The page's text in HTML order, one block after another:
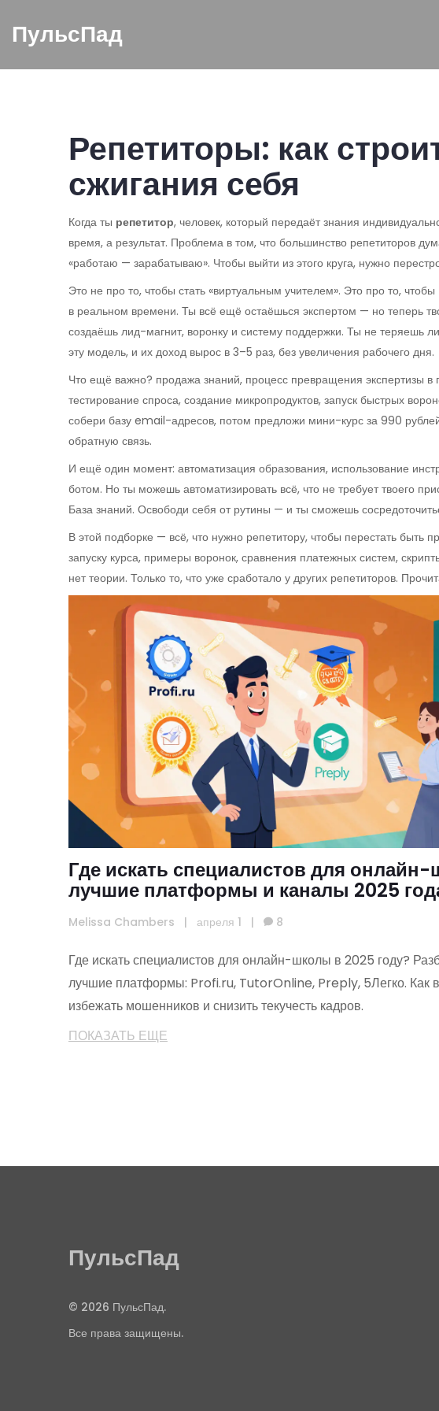
ПульсПад
Репетиторы: как
сжигания себя
Когда ты репетитор, человек, который передаёт знания
время, а результат. Проблема в том, что большинство репетиторов
«работаю — зарабатываю». Чтобы выйти из этого круга, нужно
Это не про то, чтобы стать «виртуальным учителем». Это про то,
в реальном времени. Ты всё ещё остаёшься экспертом — но теперь
создаёшь лид-магнит, воронку и систему поддержки. Ты не теряешь
эту модель, и их доход вырос в 3–5 раз, без увеличения рабочего дня.
Что ещё важно? продажа знаний, процесс превращения экспертизы в
тестирование спроса, создание микропродуктов, запуск быстрых
собери базу email-адресов, потом предложи мини-курс за 990
обратную связь.
И ещё один момент: автоматизация образования, использование
ботом. Но ты можешь автоматизировать всё, что не требует твоего
База знаний. Освободи себя от рутины — и ты сможешь
В этой подборке — всё, что нужно репетитору, чтобы перестать быть
запуску курса, примеры воронок, сравнения платежных систем,
нет теории. Только то, что уже сработало у других репетиторов.
Где искать специалистов для
лучшие платформы и каналы 2025
Melissa Chambers | апреля 1 | 8
Где искать специалистов для онлайн-школы в 2025 году?
лучшие платформы: Profi.ru, TutorOnline, Preply, 5Легко. Как
избежать мошенников и снизить текучесть кадров.
ПОКАЗАТЬ ЕЩЕ
ПульсПад
© 2026 ПульсПад.
Все права защищены.